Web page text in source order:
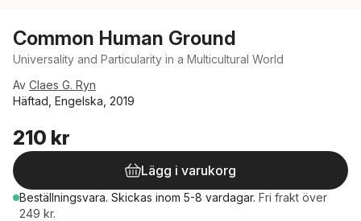
Common Human Ground
Universality and Particularity in a Multicultural World
Av Claes G. Ryn
Häftad, Engelska, 2019
210 kr
Lägg i varukorg
Beställningsvara. Skickas inom 5-8 vardagar. Fri frakt över
249 kr.